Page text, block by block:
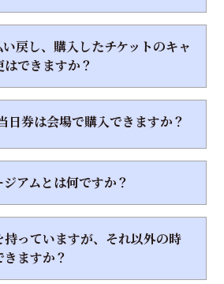
戻し、購入したチケットのキャ
できますか？
日券は会場で購入できますか？
アムとは何ですか？
持っていますが、それ以外の時
ますか？